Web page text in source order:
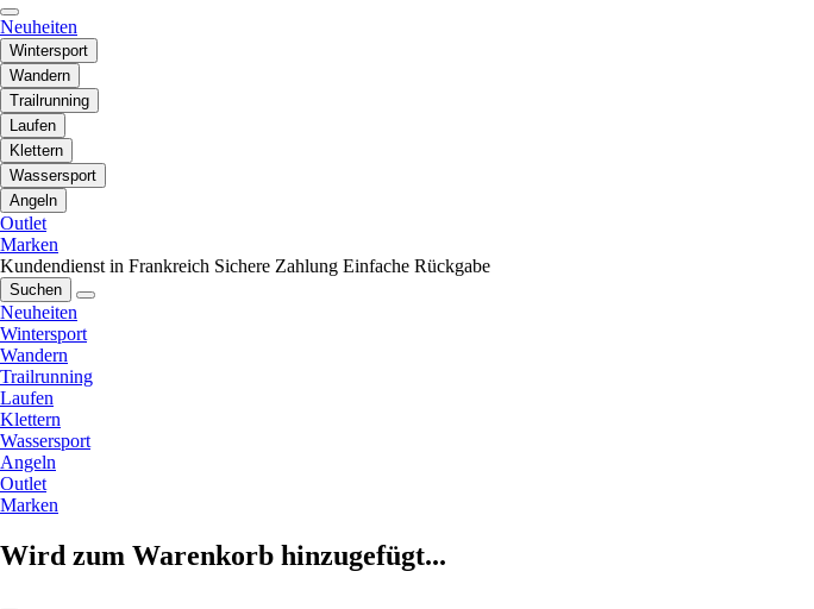
Neuheiten
Wintersport
Wandern
Trailrunning
Laufen
Klettern
Wassersport
Angeln
Outlet
Marken
Kundendienst in Frankreich Sichere Zahlung Einfache Rückgabe
Suchen
Neuheiten
Wintersport
Wandern
Trailrunning
Laufen
Klettern
Wassersport
Angeln
Outlet
Marken
Wird zum Warenkorb hinzugefügt...